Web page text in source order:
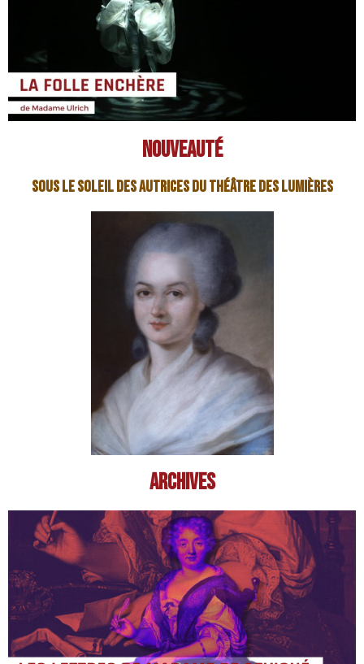
nouveauté
Sous le soleil des autrices du théâtre des lumières
Archives